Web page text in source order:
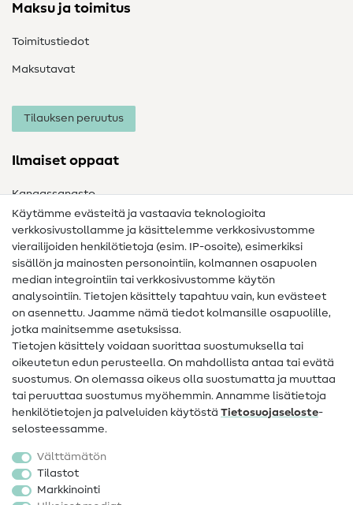
Maksu ja toimitus
Toimitustiedot
Maksutavat
Tilauksen peruutus
Ilmaiset oppaat
Kangassanasto
Ompelusanasto
Ompeluohjeet
Apua ja yhteystiedot
Yhteystiedot
Tietoa omistajanvaihdoksesta
FAQ
Peruutusoikeus
Suosittu
Kankaat
Ompelutarvikkeet
Käytämme evästeitä ja vastaavia teknologioita
verkkosivustollamme ja käsittelemme verkkosivustomme
vierailijoiden henkilötietoja (esim. IP-osoite), esimerkiksi
sisällön ja mainosten personointiin, kolmannen osapuolen
median integrointiin tai verkkosivustomme käytön
analysointiin. Tietojen käsittely tapahtuu vain, kun evästeet
on asennettu. Jaamme nämä tiedot kolmansille osapuolille,
jotka mainitsemme asetuksissa.
Tietojen käsittely voidaan suorittaa suostumuksella tai
oikeutetun edun perusteella. On mahdollista antaa tai evätä
suostumus. On olemassa oikeus olla suostumatta ja muuttaa
tai peruuttaa suostumus myöhemmin. Annamme lisätietoja
henkilötietojen ja palveluiden käytöstä Tietosuojaseloste-
selosteessamme.
Välttämätön
Tilastot
Markkinointi